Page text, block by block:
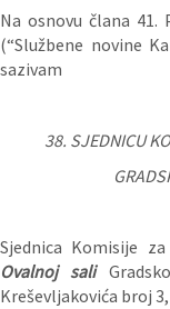
Na osnovu člana 41.
(“Službene novine
sazivam
38. SJEDNICU
Sjednica Komisije
Ovalnoj sali
Kreševljakovića broj 3,